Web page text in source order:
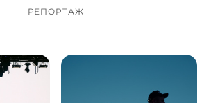
РЕПОРТАЖ